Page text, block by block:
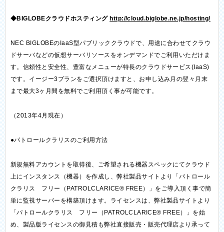
◆BIGLOBEクラウドホスティング http://cloud.biglobe.ne.jp/hosting/
NEC BIGLOBEのIaaS型パブリッククラウドで、用途に合わせてクラウ
ドサーバなどの仮想サーバリソースをオンデマンドでご利用いただけま
す。信頼性と安全性、豊富なメニューが特長のクラウドサービス(IaaS)
です。イージー3プランをご選択頂けますと、お申し込み月の翌々月末
まで最大3ヶ月間を無料でご利用頂く事が可能です。
（2013年4月現在）
●パトロールクラリスのご利用方法
新規無料アカウントを取得後、ご希望される機器スペックにてクラウド
上にインスタンス（機器）を作成し、弊社製品サイトより「パトロール
クラリス フリー（PATROLCLARICE® FREE）」をご導入頂く事で簡
単に監視サーバーを構築頂けます。ライセンスは、弊社製品サイトより
「パトロールクラリス フリー（PATROLCLARICE® FREE）」を始
め、製品版ライセンスの御見積も弊社直接販売・販売代理店より承って